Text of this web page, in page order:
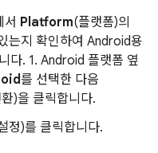
서 Platform(플랫폼)의
는지 확인하여 Android용
다. 1. Android 플랫폼 옆
를 선택한 다음
)을 클릭합니다.
정)를 클릭합니다.